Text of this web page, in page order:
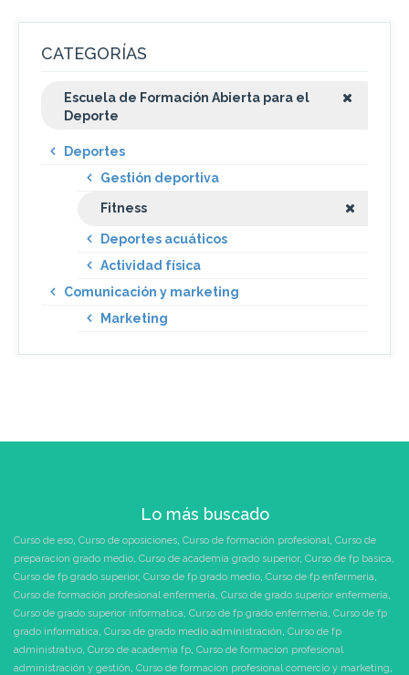
CATEGORÍAS
Escuela de Formación Abierta para el
Deporte
Deportes
Gestión deportiva
Fitness
Deportes acuáticos
Actividad física
Comunicación y marketing
Marketing
Lo más buscado
Curso de eso, Curso de oposiciones, Curso de formación profesional, Curso de
preparacion grado medio, Curso de academia grado superior, Curso de fp basica,
Curso de fp grado superior, Curso de fp grado medio, Curso de fp enfermeria,
Curso de formación profesional enfermeria, Curso de grado superior enfermeria,
Curso de grado superior informatica, Curso de fp grado enfermeria, Curso de fp
grado informatica, Curso de grado medio administración, Curso de fp
administrativo, Curso de academia fp, Curso de formacion profesional
administración y gestión, Curso de formacion profesional comercio y marketing,